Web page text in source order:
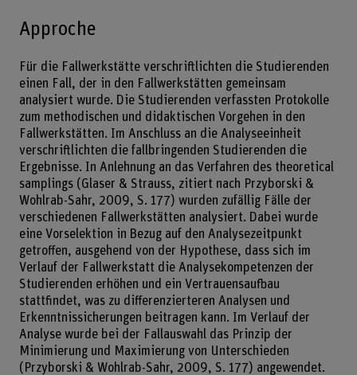
Approche
Für die Fallwerkstätte verschriftlichten die Studierenden
einen Fall, der in den Fallwerkstätten gemeinsam
analysiert wurde. Die Studierenden verfassten Protokolle
zum methodischen und didaktischen Vorgehen in den
Fallwerkstätten. Im Anschluss an die Analyseeinheit
verschriftlichten die fallbringenden Studierenden die
Ergebnisse. In Anlehnung an das Verfahren des theoretical
samplings (Glaser & Strauss, zitiert nach Przyborski &
Wohlrab-Sahr, 2009, S. 177) wurden zufällig Fälle der
verschiedenen Fallwerkstätten analysiert. Dabei wurde
eine Vorselektion in Bezug auf den Analysezeitpunkt
getroffen, ausgehend von der Hypothese, dass sich im
Verlauf der Fallwerkstatt die Analysekompetenzen der
Studierenden erhöhen und ein Vertrauensaufbau
stattfindet, was zu differenzierteren Analysen und
Erkenntnissicherungen beitragen kann. Im Verlauf der
Analyse wurde bei der Fallauswahl das Prinzip der
Minimierung und Maximierung von Unterschieden
(Przyborski & Wohlrab-Sahr, 2009, S. 177) angewendet.